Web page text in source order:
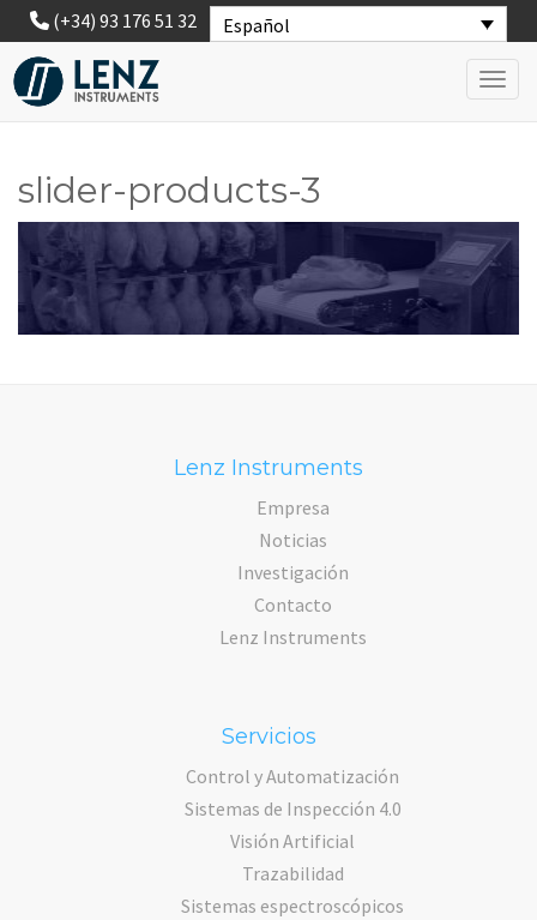
Español
(+34) 93 176 51 32
slider-products-3
Lenz Instruments
Empresa
Noticias
Investigación
Contacto
Lenz Instruments
Servicios
Control y Automatización
Sistemas de Inspección 4.0
Visión Artificial
Trazabilidad
Sistemas espectroscópicos